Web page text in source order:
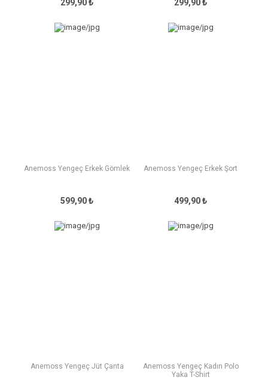
299,90 ₺ 299,90 ₺
Anemoss Yengeç Erkek Gömlek
599,90 ₺
Anemoss Yengeç Erkek Şort
499,90 ₺
Anemoss Yengeç Jüt Çanta
Anemoss Yengeç Kadın Polo
Yaka T-Shirt